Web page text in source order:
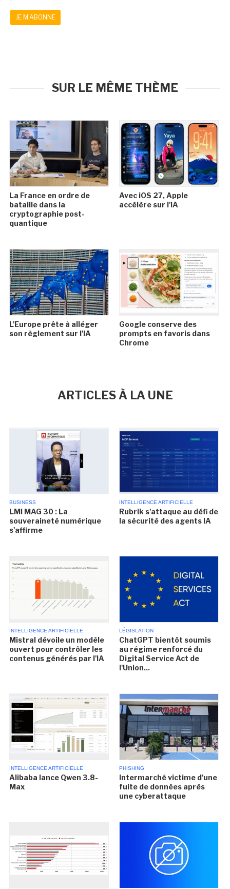
JE M'ABONNE
SUR LE MÊME THÈME
La France en ordre de
bataille dans la
cryptographie post-
quantique
Avec iOS 27, Apple
accélère sur l'IA
L'Europe prête à alléger
son règlement sur l'IA
Google conserve des
prompts en favoris dans
Chrome
ARTICLES À LA UNE
BUSINESS
LMI MAG 30 : La
souveraineté numérique
s'affirme
INTELLIGENCE ARTIFICIELLE
Rubrik s'attaque au défi de
la sécurité des agents IA
INTELLIGENCE ARTIFICIELLE
Mistral dévoile un modèle
ouvert pour contrôler les
contenus générés par l'IA
LÉGISLATION
ChatGPT bientôt soumis
au régime renforcé du
Digital Service Act de
l'Union...
INTELLIGENCE ARTIFICIELLE
Alibaba lance Qwen 3.8-
Max
PHISHING
Intermarché victime d'une
fuite de données après
une cyberattaque